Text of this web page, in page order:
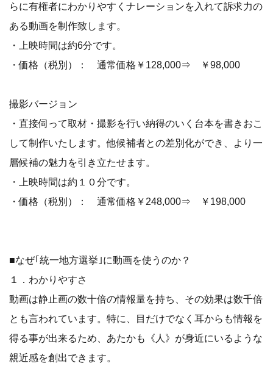
らに有権者にわかりやすくナレーションを入れて訴求力の
ある動画を制作致します。
・上映時間は約6分です。
・価格（税別）： 通常価格￥128,000⇒ ￥98,000
撮影バージョン
・直接伺って取材・撮影を行い納得のいく台本を書きおこ
して制作いたします。他候補者との差別化ができ、より一
層候補の魅力を引き立たせます。
・上映時間は約１０分です。
・価格（税別）： 通常価格￥248,000⇒ ￥198,000
■なぜ｢統一地方選挙｣に動画を使うのか？
１．わかりやすさ
動画は静止画の数十倍の情報量を持ち、その効果は数千倍
とも言われています。特に、目だけでなく耳からも情報を
得る事が出来るため、あたかも《人》が身近にいるような
親近感を創出できます。